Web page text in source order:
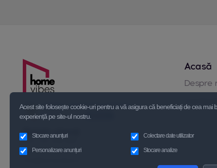
Relatii clienți
+40 723 339 595
+40 721 110 938
Acasă
Despre
Acest site folosește cookie-uri pentru a vă asigura că beneficiați de cea mai
experiență pe site-ul nostru.
Stocare anunțuri Colectare date utilizator
Personalizare anunțuri Stocare analize